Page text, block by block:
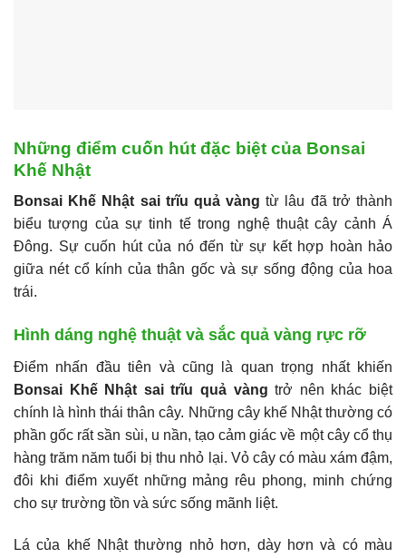
Những điểm cuốn hút đặc biệt của Bonsai
Khế Nhật
Bonsai Khế Nhật sai trĩu quả vàng từ lâu đã trở thành
biểu tượng của sự tinh tế trong nghệ thuật cây cảnh Á
Đông. Sự cuốn hút của nó đến từ sự kết hợp hoàn hảo
giữa nét cổ kính của thân gốc và sự sống động của hoa
trái.
Hình dáng nghệ thuật và sắc quả vàng rực rỡ
Điểm nhấn đầu tiên và cũng là quan trọng nhất khiến
Bonsai Khế Nhật sai trĩu quả vàng trở nên khác biệt
chính là hình thái thân cây. Những cây khế Nhật thường có
phần gốc rất sần sùi, u nần, tạo cảm giác về một cây cổ thụ
hàng trăm năm tuổi bị thu nhỏ lại. Vỏ cây có màu xám đậm,
đôi khi điểm xuyết những mảng rêu phong, minh chứng
cho sự trường tồn và sức sống mãnh liệt.
Lá của khế Nhật thường nhỏ hơn, dày hơn và có màu